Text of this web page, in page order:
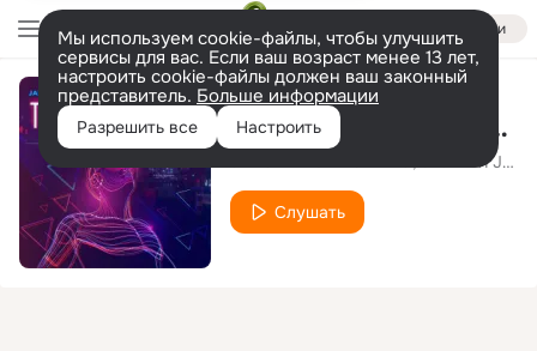
Войти
Мы используем cookie-файлы, чтобы улучшить
сервисы для вас. Если ваш возраст менее 13 лет,
настроить cookie-файлы должен ваш законный
представитель. Больше информации
Разрешить все Настроить The Usual (No Hopes Extended Remix)
Shannon Jae Prior
Слушать